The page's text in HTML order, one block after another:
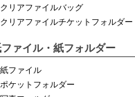
クリアファイルバッグ
クリアファイルチケットフォルダー
ァイル・紙フォルダー
紙ファイル
ポケットフォルダー